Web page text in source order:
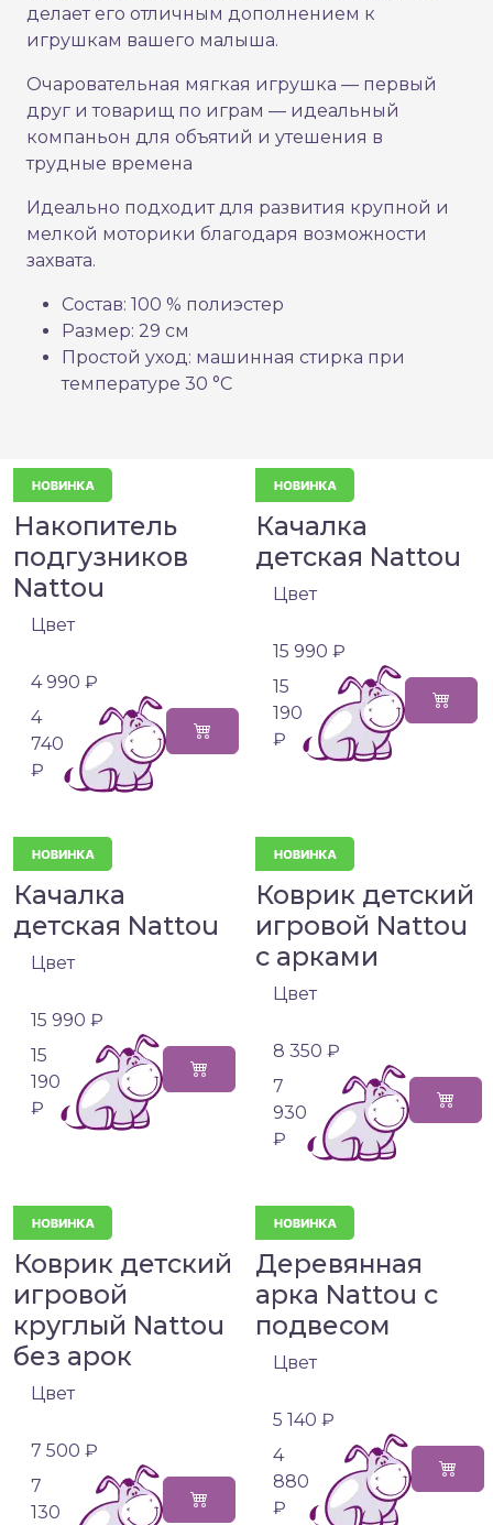
делает его отличным дополнением к
игрушкам вашего малыша.
Очаровательная мягкая игрушка — первый
друг и товарищ по играм — идеальный
компаньон для объятий и утешения в
трудные времена
Идеально подходит для развития крупной и
мелкой моторики благодаря возможности
захвата.
Состав: 100 % полиэстер
Размер: 29 см
Простой уход: машинная стирка при
температуре 30 °C
Накопитель
подгузников
Nattou
Цвет
4 990 ₽
4
740
₽
Качалка
детская Nattou
Цвет
15 990 ₽
15
190
₽
Качалка
детская Nattou
Цвет
15 990 ₽
15
190
₽
Коврик детский
игровой Nattou
с арками
Цвет
8 350 ₽
7
930
₽
Коврик детский
игровой
круглый Nattou
без арок
Цвет
7 500 ₽
7
130
Деревянная
арка Nattou с
подвесом
Цвет
5 140 ₽
4
880
₽